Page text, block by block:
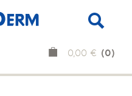
(0)
0,00 €